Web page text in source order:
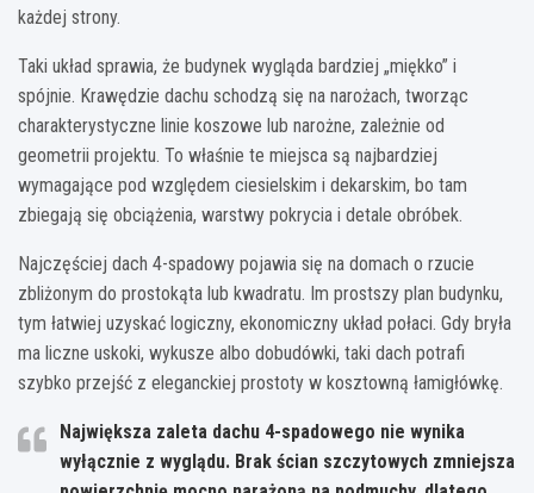
każdej strony.
Taki układ sprawia, że budynek wygląda bardziej „miękko” i
spójnie. Krawędzie dachu schodzą się na narożach, tworząc
charakterystyczne linie koszowe lub narożne, zależnie od
geometrii projektu. To właśnie te miejsca są najbardziej
wymagające pod względem ciesielskim i dekarskim, bo tam
zbiegają się obciążenia, warstwy pokrycia i detale obróbek.
Najczęściej dach 4-spadowy pojawia się na domach o rzucie
zbliżonym do prostokąta lub kwadratu. Im prostszy plan budynku,
tym łatwiej uzyskać logiczny, ekonomiczny układ połaci. Gdy bryła
ma liczne uskoki, wykusze albo dobudówki, taki dach potrafi
szybko przejść z eleganckiej prostoty w kosztowną łamigłówkę.
Największa zaleta dachu 4-spadowego nie wynika
wyłącznie z wyglądu. Brak ścian szczytowych zmniejsza